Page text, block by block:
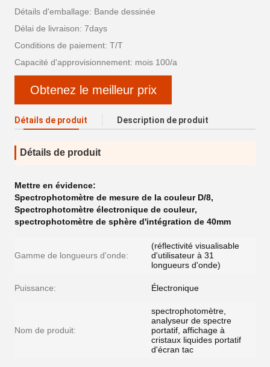
Détails d'emballage: Bande dessinée
Délai de livraison: 7days
Conditions de paiement: T/T
Capacité d'approvisionnement: mois 100/a
Obtenez le meilleur prix
Détails de produit Description de produit
Détails de produit
Mettre en évidence:
Spectrophotomètre de mesure de la couleur D/8,
Spectrophotomètre électronique de couleur,
spectrophotomètre de sphère d'intégration de 40mm
Gamme de longueurs d'onde:
(réflectivité visualisable
d'utilisateur à 31
longueurs d'onde)
Puissance: Électronique
Nom de produit:
spectrophotomètre,
analyseur de spectre
portatif, affichage à
cristaux liquides portatif
d'écran tac